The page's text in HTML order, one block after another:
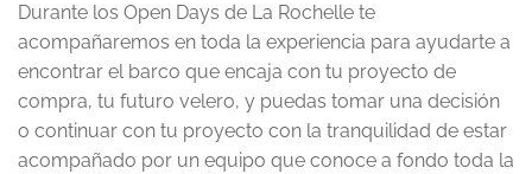
Durante los Open Days de La Rochelle te
acompañaremos en toda la experiencia para ayudarte a
encontrar el barco que encaja con tu proyecto de
compra, tu futuro velero, y puedas tomar una decisión
o continuar con tu proyecto con la tranquilidad de estar
acompañado por un equipo que conoce a fondo toda la